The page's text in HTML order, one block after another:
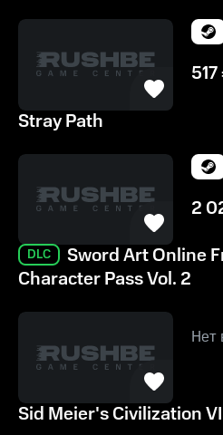
517
Stray Path
2
DLC
Sword Art Online
Character Pass Vol. 2
Нет
Sid Meier's Civilization